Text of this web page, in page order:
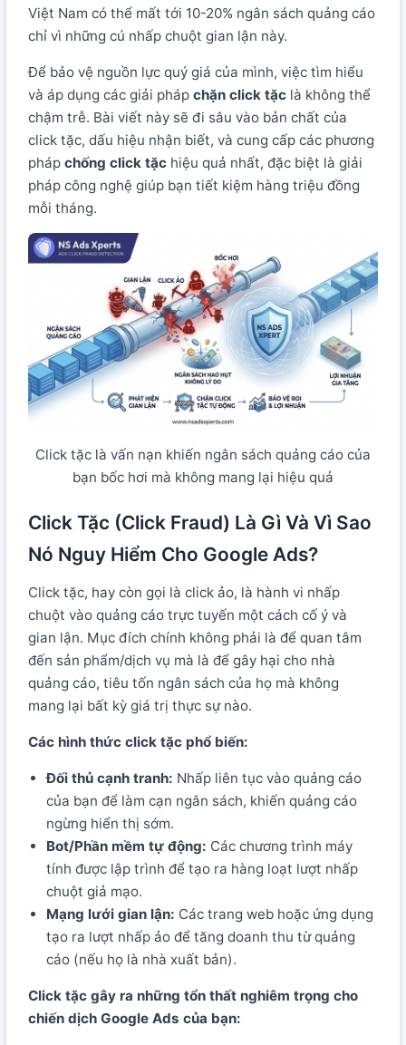
Việt Nam có thể mất tới 10-20% ngân sách quảng cáo
chỉ vì những cú nhấp chuột gian lận này.
Để bảo vệ nguồn lực quý giá của mình, việc tìm hiểu
và áp dụng các giải pháp chặn click tặc là không thể
chậm trễ. Bài viết này sẽ đi sâu vào bản chất của
click tặc, dấu hiệu nhận biết, và cung cấp các phương
pháp chống click tặc hiệu quả nhất, đặc biệt là giải
pháp công nghệ giúp bạn tiết kiệm hàng triệu đồng
mỗi tháng.
Click tặc là vấn nạn khiến ngân sách quảng cáo của
bạn bốc hơi mà không mang lại hiệu quả
Click Tặc (Click Fraud) Là Gì Và Vì Sao
Nó Nguy Hiểm Cho Google Ads?
Click tặc, hay còn gọi là click ảo, là hành vi nhấp
chuột vào quảng cáo trực tuyến một cách cố ý và
gian lận. Mục đích chính không phải là để quan tâm
đến sản phẩm/dịch vụ mà là để gây hại cho nhà
quảng cáo, tiêu tốn ngân sách của họ mà không
mang lại bất kỳ giá trị thực sự nào.
Các hình thức click tặc phổ biến:
Đối thủ cạnh tranh: Nhấp liên tục vào quảng cáo
của bạn để làm cạn ngân sách, khiến quảng cáo
ngừng hiển thị sớm.
Bot/Phần mềm tự động: Các chương trình máy
tính được lập trình để tạo ra hàng loạt lượt nhấp
chuột giả mạo.
Mạng lưới gian lận: Các trang web hoặc ứng dụng
tạo ra lượt nhấp ảo để tăng doanh thu từ quảng
cáo (nếu họ là nhà xuất bản).
Click tặc gây ra những tổn thất nghiêm trọng cho
chiến dịch Google Ads của bạn: